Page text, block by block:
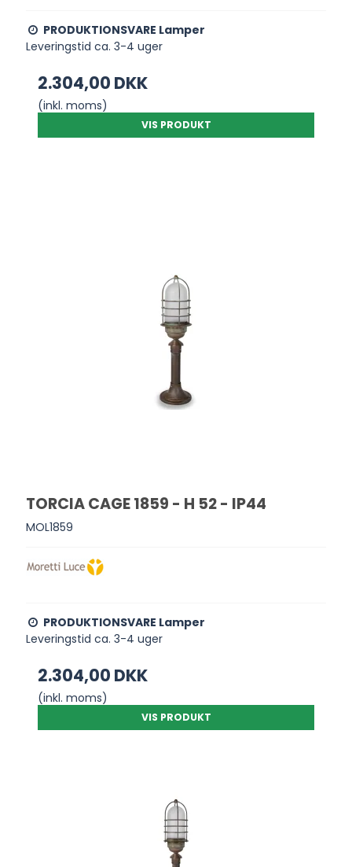
PRODUKTIONSVARE Lamper
Leveringstid ca. 3-4 uger
2.304,00 DKK
(inkl. moms)
VIS PRODUKT
TORCIA CAGE 1859 - H 52 - IP44
MOL1859
PRODUKTIONSVARE Lamper
Leveringstid ca. 3-4 uger
2.304,00 DKK
(inkl. moms)
VIS PRODUKT